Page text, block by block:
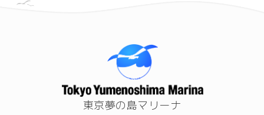
東京夢の島マリーナ